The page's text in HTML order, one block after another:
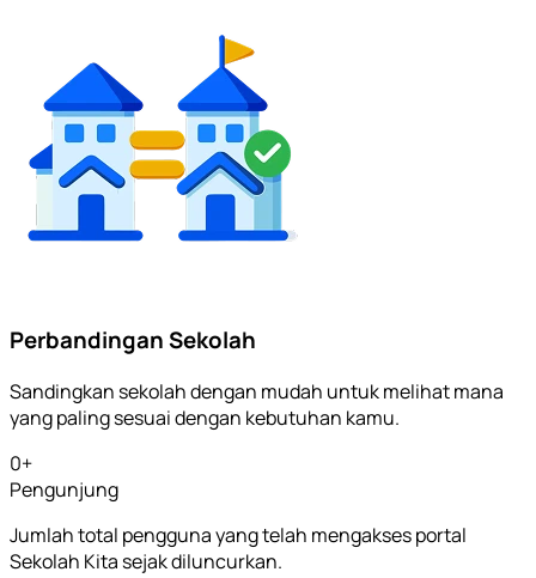
Perbandingan Sekolah
Sandingkan sekolah dengan mudah untuk melihat mana
yang paling sesuai dengan kebutuhan kamu.
0+
Pengunjung
Jumlah total pengguna yang telah mengakses portal
Sekolah Kita sejak diluncurkan.